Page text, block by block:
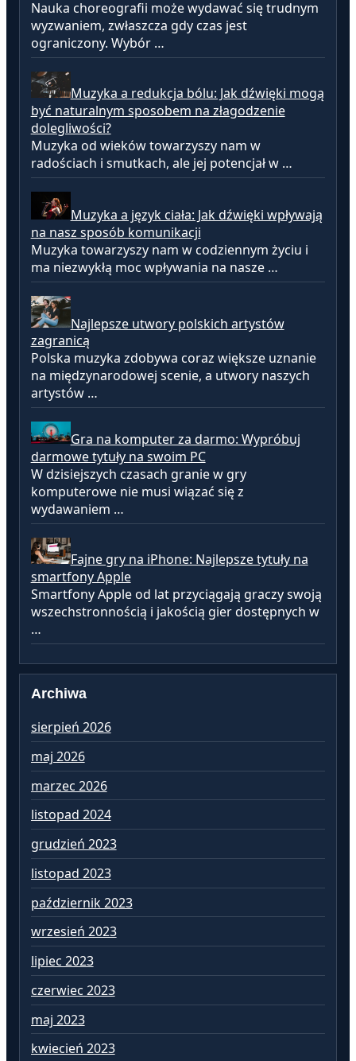
Nauka choreografii może wydawać się trudnym
wyzwaniem, zwłaszcza gdy czas jest
ograniczony. Wybór …
Muzyka a redukcja bólu: Jak dźwięki mogą
być naturalnym sposobem na złagodzenie
dolegliwości?
Muzyka od wieków towarzyszy nam w
radościach i smutkach, ale jej potencjał w …
Muzyka a język ciała: Jak dźwięki wpływają
na nasz sposób komunikacji
Muzyka towarzyszy nam w codziennym życiu i
ma niezwykłą moc wpływania na nasze …
Najlepsze utwory polskich artystów
zagranicą
Polska muzyka zdobywa coraz większe uznanie
na międzynarodowej scenie, a utwory naszych
artystów …
Gra na komputer za darmo: Wypróbuj
darmowe tytuły na swoim PC
W dzisiejszych czasach granie w gry
komputerowe nie musi wiązać się z
wydawaniem …
Fajne gry na iPhone: Najlepsze tytuły na
smartfony Apple
Smartfony Apple od lat przyciągają graczy swoją
wszechstronnością i jakością gier dostępnych w
…
Archiwa
sierpień 2026
maj 2026
marzec 2026
listopad 2024
grudzień 2023
listopad 2023
październik 2023
wrzesień 2023
lipiec 2023
czerwiec 2023
maj 2023
kwiecień 2023